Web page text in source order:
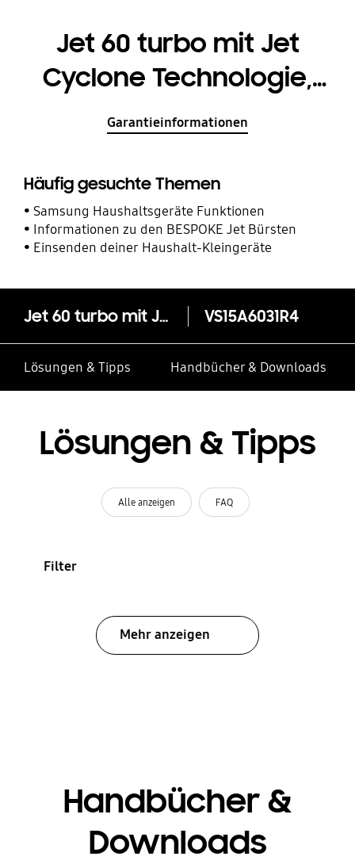
Jet 60 turbo mit Jet
Cyclone Technologie,
410 W Motorleistung
Garantieinformationen
Häufig gesuchte Themen
Samsung Haushaltsgeräte Funktionen
Informationen zu den BESPOKE Jet Bürsten
Einsenden deiner Haushalt-Kleingeräte
Jet 60 turbo mit Jet Cyclone Technologie, 410 W Motorleistung VS15A6031R4
Lösungen & Tipps Handbücher & Downloads
Lösungen & Tipps
Alle anzeigen FAQ
Filter
Mehr anzeigen
Handbücher &
Downloads